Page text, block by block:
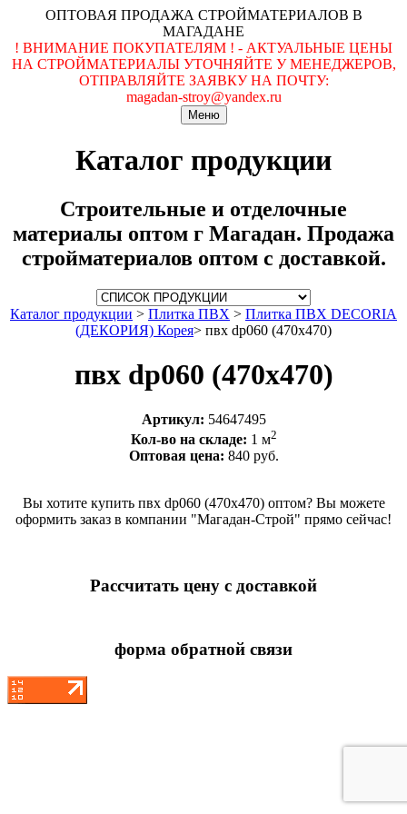
ОПТОВАЯ ПРОДАЖА СТРОЙМАТЕРИАЛОВ В
МАГАДАНЕ
! ВНИМАНИЕ ПОКУПАТЕЛЯМ ! - АКТУАЛЬНЫЕ ЦЕНЫ
НА СТРОЙМАТЕРИАЛЫ УТОЧНЯЙТЕ У МЕНЕДЖЕРОВ,
ОТПРАВЛЯЙТЕ ЗАЯВКУ НА ПОЧТУ:
magadan-stroy@yandex.ru
Меню
Каталог продукции
Строительные и отделочные
материалы оптом г Магадан. Продажа
стройматериалов оптом с доставкой.
Каталог продукции > Плитка ПВХ > Плитка ПВХ DECORIA
(ДЕКОРИЯ) Корея> пвх dp060 (470x470)
пвх dp060 (470x470)
Артикул: 54647495
Кол-во на складе: 1 м2
Оптовая цена: 840 руб.
Вы хотите купить пвх dp060 (470x470) оптом? Вы можете
оформить заказ в компании "Магадан-Строй" прямо сейчас!
Рассчитать цену с доставкой
форма обратной связи